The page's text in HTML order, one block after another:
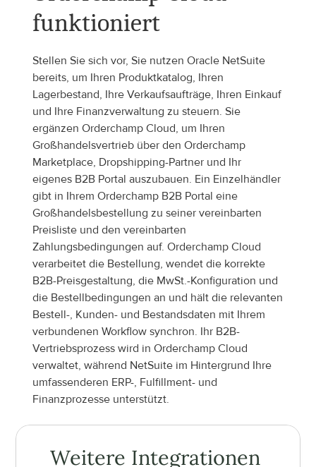
funktioniert
Stellen Sie sich vor, Sie nutzen Oracle NetSuite
bereits, um Ihren Produktkatalog, Ihren
Lagerbestand, Ihre Verkaufsaufträge, Ihren Einkauf
und Ihre Finanzverwaltung zu steuern. Sie
ergänzen Orderchamp Cloud, um Ihren
Großhandelsvertrieb über den Orderchamp
Marketplace, Dropshipping-Partner und Ihr
eigenes B2B Portal auszubauen. Ein Einzelhändler
gibt in Ihrem Orderchamp B2B Portal eine
Großhandelsbestellung zu seiner vereinbarten
Preisliste und den vereinbarten
Zahlungsbedingungen auf. Orderchamp Cloud
verarbeitet die Bestellung, wendet die korrekte
B2B-Preisgestaltung, die MwSt.-Konfiguration und
die Bestellbedingungen an und hält die relevanten
Bestell-, Kunden- und Bestandsdaten mit Ihrem
verbundenen Workflow synchron. Ihr B2B-
Vertriebsprozess wird in Orderchamp Cloud
verwaltet, während NetSuite im Hintergrund Ihre
umfassenderen ERP-, Fulfillment- und
Finanzprozesse unterstützt.
Weitere Integrationen